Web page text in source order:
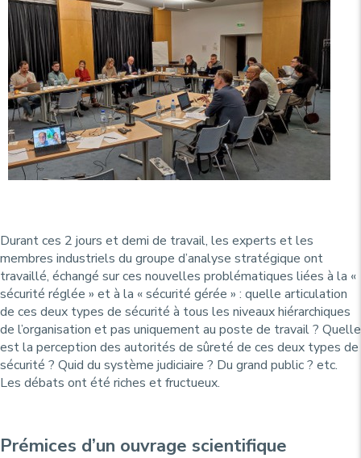
Durant ces 2 jours et demi de travail, les experts et les
membres industriels du groupe d’analyse stratégique ont
travaillé, échangé sur ces nouvelles problématiques liées à la «
sécurité réglée » et à la « sécurité gérée » : quelle articulation
de ces deux types de sécurité à tous les niveaux hiérarchiques
de l’organisation et pas uniquement au poste de travail ? Quelle
est la perception des autorités de sûreté de ces deux types de
sécurité ? Quid du système judiciaire ? Du grand public ? etc.
Les débats ont été riches et fructueux.
Prémices d’un ouvrage scientifique